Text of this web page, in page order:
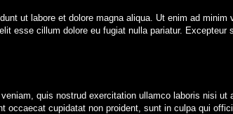
ut labore et dolore magna aliqua. Ut enim ad
esse cillum dolore eu fugiat nulla pariatur.
quis nostrud exercitation ullamco laboris nisi
cupidatat non proident, sunt in culpa qui